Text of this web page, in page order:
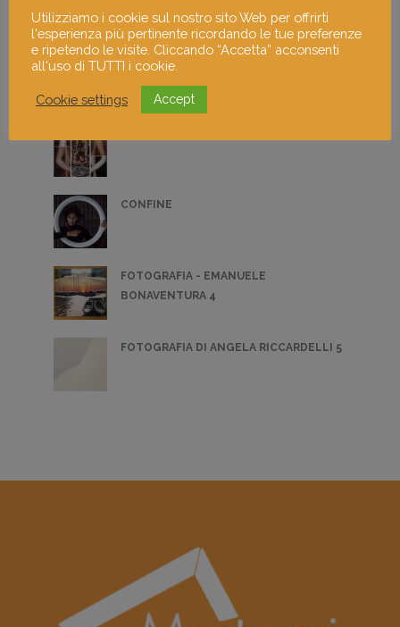
UNTITLED EARTH
CONFINE
FOTOGRAFIA - EMANUELE
BONAVENTURA 4
FOTOGRAFIA DI ANGELA RICCARDELLI 5
Utilizziamo i cookie sul nostro sito Web per offrirti
l'esperienza più pertinente ricordando le tue preferenze
e ripetendo le visite. Cliccando “Accetta” acconsenti
all'uso di TUTTI i cookie.
Cookie settings Accept